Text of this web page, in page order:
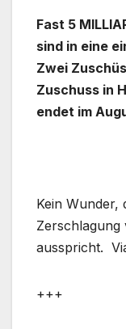
Fast 5
sind in eine
Zwei
Zuschuss in
endet im
Kein Wunder,
Zerschlagung
ausspricht.
+++